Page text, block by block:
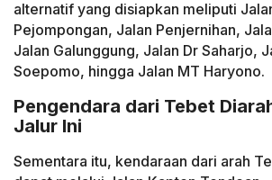
alternatif yang disiapkan meliputi
Pejompongan, Jalan Penjernihan,
Jalan Galunggung, Jalan Dr Saharjo,
Soepomo, hingga Jalan MT Haryono.
Pengendara dari Tebet
Jalur Ini
Sementara itu, kendaraan dari arah